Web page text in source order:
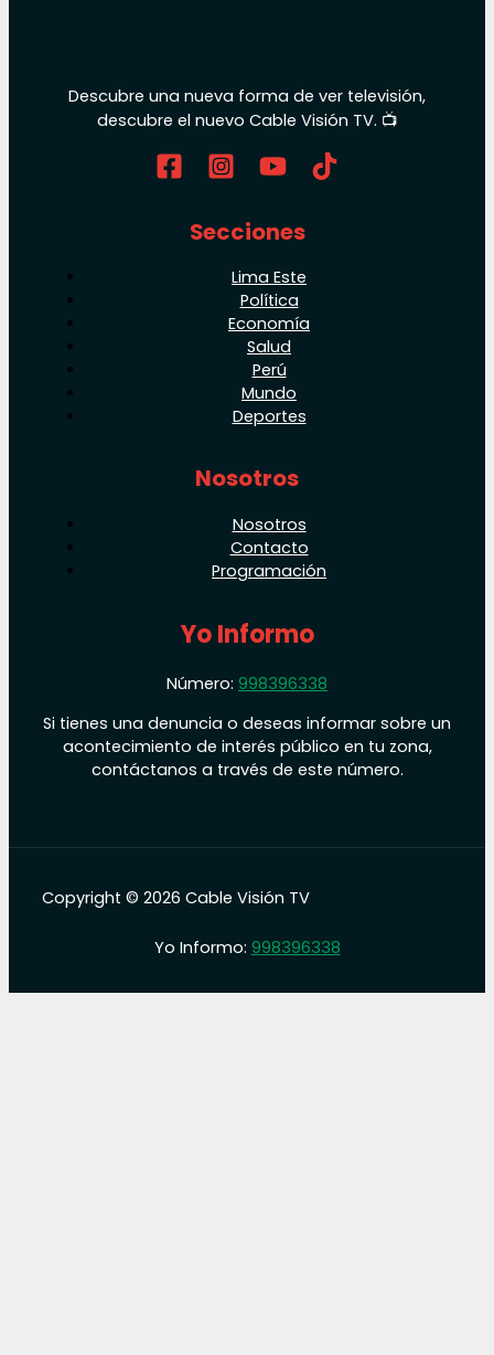
Descubre una nueva forma de ver televisión,
descubre el nuevo Cable Visión TV. 📺
Secciones
Lima Este
Política
Economía
Salud
Perú
Mundo
Deportes
Nosotros
Nosotros
Contacto
Programación
Yo Informo
Número: 998396338
Si tienes una denuncia o deseas informar sobre un
acontecimiento de interés público en tu zona,
contáctanos a través de este número.
Copyright © 2026 Cable Visión TV
Yo Informo: 998396338